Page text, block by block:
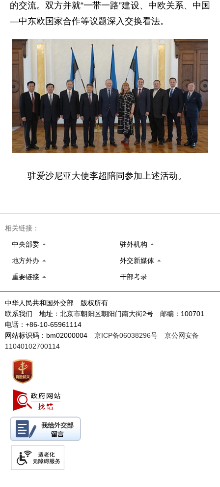
的交流。双方并就“一带一路”建设、中欧关系、中国
—中东欧国家合作等议题深入交换看法。
驻爱沙尼亚大使李超陪同参加上述活动。
相关链接：
中央部委 驻外机构
地方外办 外交新媒体
重要链接 干部考录
中华人民共和国外交部 版权所有
联系我们 地址：北京市朝阳区朝阳门南大街2号 邮编：100701
电话：+86-10-65961114
网站标识码：bm02000004 京ICP备06038296号
京公网安备
11040102700114